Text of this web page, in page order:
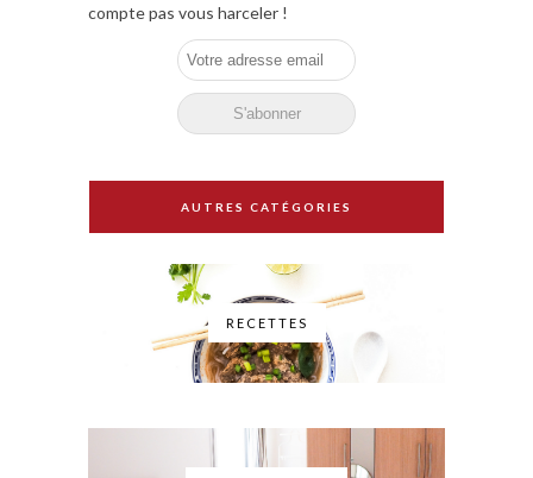
compte pas vous harceler !
AUTRES CATÉGORIES
RECETTES